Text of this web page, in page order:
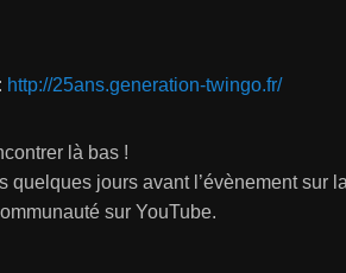
http://25ans.generation-twingo.fr/
là bas !
quelques jours avant l’évènement sur
sur YouTube.